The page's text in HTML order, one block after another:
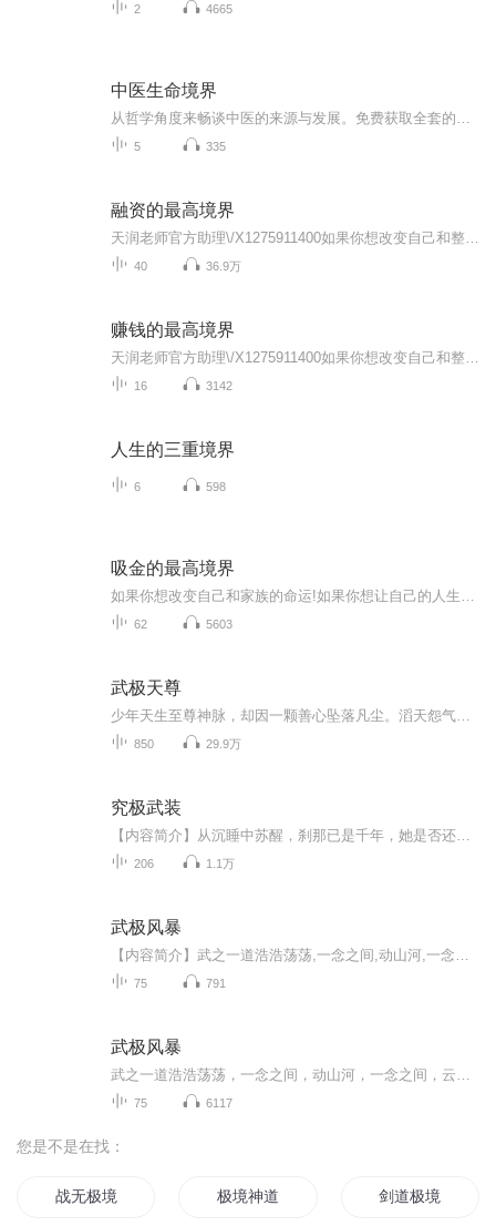
2 4665
中医生命境界
5 335
融资的最高境界
40 36.9万
赚钱的最高境界
16 3142
人生的三重境界
6 598
吸金的最高境界
62 5603
武极天尊
850 29.9万
究极武装
206 1.1万
武极风暴
75 791
武极风暴
75 6117
您是不是在找：
战无极境 极境神道 剑道极境